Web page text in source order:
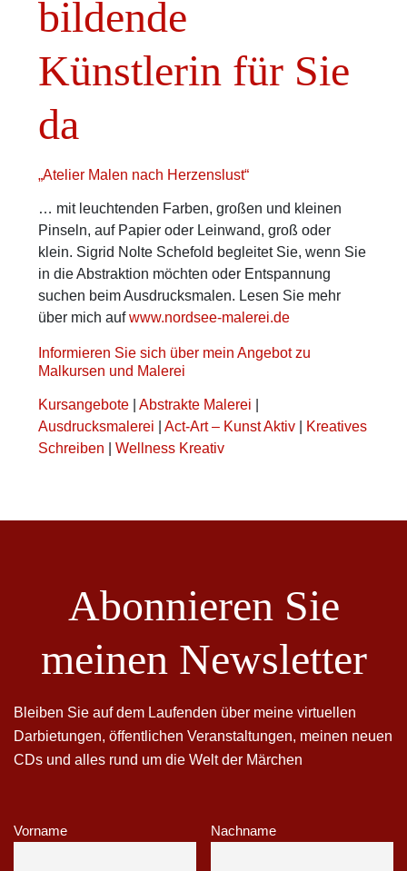
bildende
Künstlerin für Sie
da
„Atelier Malen nach Herzenslust“
… mit leuchtenden Farben, großen und kleinen
Pinseln, auf Papier oder Leinwand, groß oder
klein. Sigrid Nolte Schefold begleitet Sie, wenn Sie
in die Abstraktion möchten oder Entspannung
suchen beim Ausdrucksmalen. Lesen Sie mehr
über mich aufwww.nordsee-malerei.de
Informieren Sie sich über mein Angebot zu
Malkursen und Malerei
Kursangebote |Abstrakte Malerei |
Ausdrucksmalerei |Act-Art – Kunst Aktiv | Kreatives
Schreiben |Wellness Kreativ
Abonnieren Sie
meinen Newsletter
Bleiben Sie auf dem Laufenden über meine virtuellen
Darbietungen, öffentlichen Veranstaltungen, meinen neuen
CDs und alles rund um die Welt der Märchen
Vorname Nachname